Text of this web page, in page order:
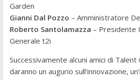
Garden
Gianni Dal Pozzo – Amministratore
Roberto Santolamazza – Presidente
Generale t2i
Successivamente alcuni amici di Talent
daranno un augurio sull’innovazione,